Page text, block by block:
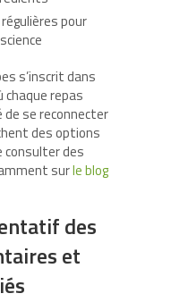
pour
s’inscrit dans
chaque repas
se reconnecter
des options
des
surle blog
des
et